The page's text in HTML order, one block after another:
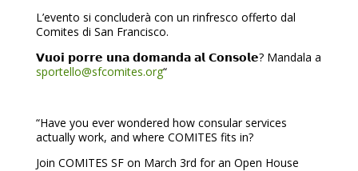
L’evento si concluderà con un rinfresco offerto dal
Comites di San Francisco.
𝗩𝘂𝗼𝗶 𝗽𝗼𝗿𝗿𝗲 𝘂𝗻𝗮 𝗱𝗼𝗺𝗮𝗻𝗱𝗮 𝗮𝗹 𝗖𝗼𝗻𝘀𝗼𝗹𝗲? Mandala a
sportello@sfcomites.org“
“Have you ever wondered how consular services
actually work, and where COMITES fits in?
Join COMITES SF on March 3rd for an Open House